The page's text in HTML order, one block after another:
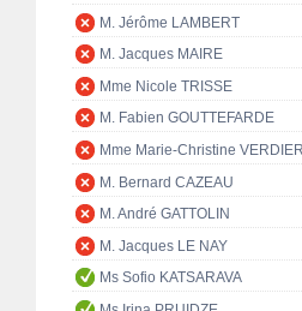
M. Jérôme LAMBERT
M. Jacques MAIRE
Mme Nicole TRISSE
M. Fabien GOUTTEFARDE
Mme Marie-Christine
M. Bernard CAZEAU
M. André GATTOLIN
M. Jacques LE NAY
Ms Sofio KATSARAVA